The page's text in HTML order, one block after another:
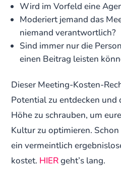
Wird im Vorfeld eine
Moderiert jemand das
niemand verantwortlich?
Sind immer nur die
einen Beitrag leisten
Dieser Meeting-Kosten-
Potential zu entdecken
Höhe zu schrauben, um
Kultur zu optimieren.
ein vermeintlich
kostet. HIERgeht’s lang.